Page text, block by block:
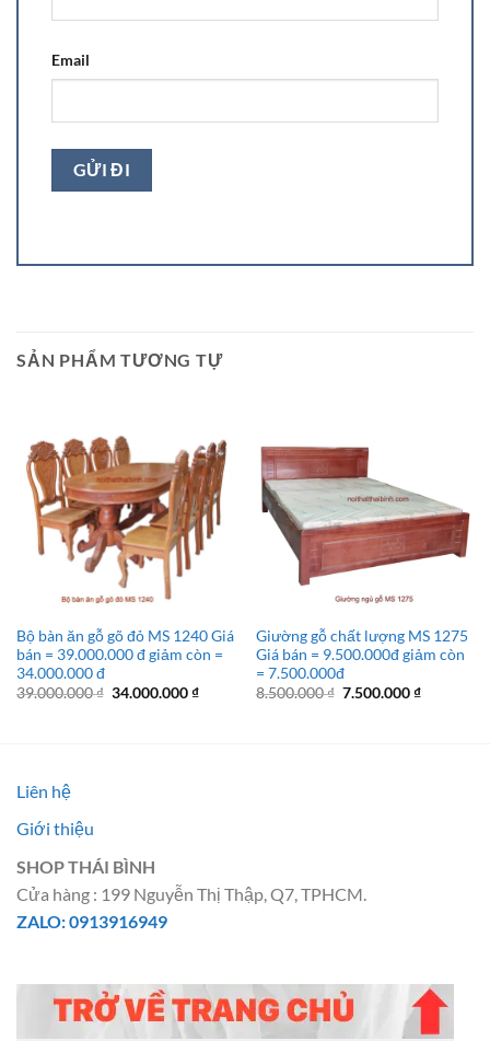
Email
SẢN PHẨM TƯƠNG TỰ
Bộ bàn ăn gỗ gõ đỏ MS 1240 Giá
bán = 39.000.000 đ giảm còn =
34.000.000 đ
39.000.000₫ Giá
34.000.000₫Giá
Giường gỗ chất lượng MS 1275
Giá bán = 9.500.000đ giảm còn
= 7.500.000đ
8.500.000₫ Giá
7.500.000₫Giá
Liên hệ
Giới thiệu
SHOP THÁI BÌNH
Cửa hàng : 199 Nguyễn Thị Thập, Q7, TPHCM.
ZALO: 0913916949